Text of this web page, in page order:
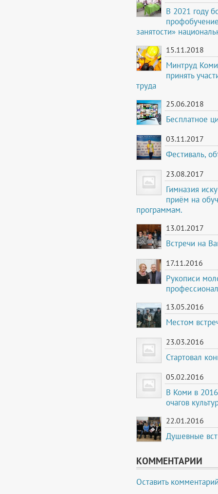
В 2021 году
занятости»
15.11.2018
Минтруд
принять
труда
25.06.2018
Бесплатное
03.11.2017
Фестиваль,
23.08.2017
Гимназия
приём на
программам.
13.01.2017
Встречи на
17.11.2016
Рукописи
13.05.2016
Местом
23.03.2016
Стартовал
05.02.2016
В Коми в 2016
очагов
22.01.2016
Душевные
КОММЕНТАРИИ
Оставить